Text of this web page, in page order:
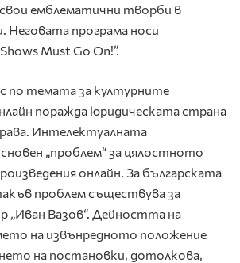
емблематични творби в
Неговата програма носи
Must Go On!”.
по темата за културните
поражда юридическата страна
Интелектуалната
„проблем“ за цялостното
онлайн. За българската
проблем съществува за
„Иван Вазов“. Дейността на
на извънредното положение
на постановки, дотолкова,